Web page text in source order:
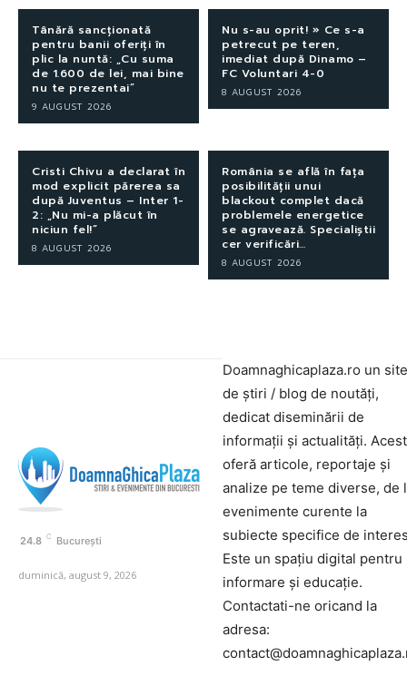
Tânără sancționată
pentru banii oferiți în
plic la nuntă: „Cu suma
de 1.600 de lei, mai bine
nu te prezentai”
9 AUGUST 2026
Nu s-au oprit! » Ce s-a
petrecut pe teren,
imediat după Dinamo –
FC Voluntari 4-0
8 AUGUST 2026
Cristi Chivu a declarat în
mod explicit părerea sa
după Juventus – Inter 1-
2: „Nu mi-a plăcut în
niciun fel!”
8 AUGUST 2026
România se află în fața
posibilității unui
blackout complet dacă
problemele energetice
se agravează. Specialiștii
cer verificări…
8 AUGUST 2026
24.8 C București
duminică, august 9, 2026
Doamnaghicaplaza.ro un site
de știri / blog de noutăți,
dedicat diseminării de
informații și actualități.
oferă articole, reportaje și
analize pe teme diverse, de
evenimente curente la
subiecte specifice de
Este un spațiu digital pentru
informare și educație.
Contactati-ne oricand la
adresa: